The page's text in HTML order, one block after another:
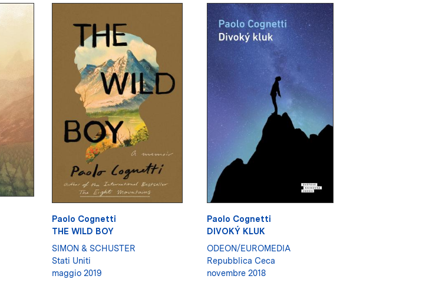
Paolo Cognetti
THE WILD BOY
SIMON & SCHUSTER
Stati Uniti
maggio 2019
Paolo Cognetti
DIVOKÝ KLUK
ODEON/EUROMEDIA
Repubblica Ceca
novembre 2018